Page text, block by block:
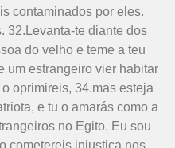
contaminados por eles.
32.Levanta-te diante dos
do velho e teme a teu
um estrangeiro vier habitar
oprimireis, 34.mas esteja
e tu o amarás como a
no Egito. Eu sou
cometereis injustiça nos